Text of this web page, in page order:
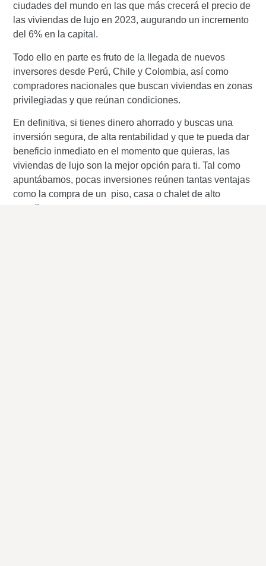
ciudades del mundo en las que más crecerá el precio de
las viviendas de lujo en 2023, augurando un incremento
del 6% en la capital.
Todo ello en parte es fruto de la
llegada de nuevos
inversores desde Perú, Chile y Colombia, así como
compradores nacionales que buscan viviendas en zonas
privilegiadas y que reúnan condiciones.
En definitiva, si tienes dinero ahorrado y buscas una
inversión segura, de alta rentabilidad y que te pueda dar
beneficio inmediato en el momento que quieras, las
viviendas de lujo son la mejor opción para ti. Tal como
apuntábamos, pocas inversiones reúnen tantas ventajas
como la compra de un piso, casa o chalet de alto
standing